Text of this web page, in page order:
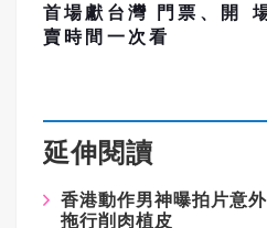
首場獻台灣 門票、開
賣時間一次看
延伸閱讀
香港動作男神曝拍片意外
拖行削肉植皮